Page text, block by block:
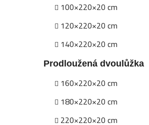
100×220×20 cm
120×220×20 cm
140×220×20 cm
Prodloužená dvoulůžka
160×220×20 cm
180×220×20 cm
220×220×20 cm